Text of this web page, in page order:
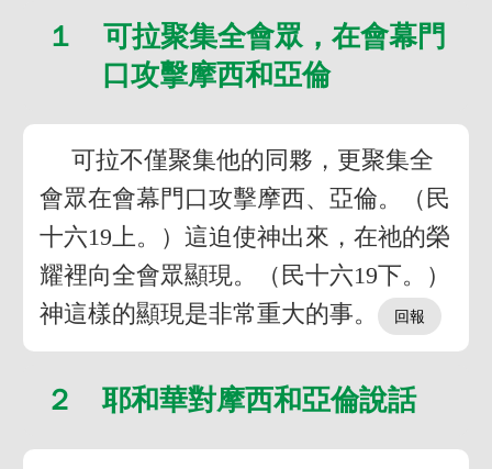
１ 可拉聚集全會眾，在會幕門
口攻擊摩西和亞倫
可拉不僅聚集他的同夥，更聚集全
會眾在會幕門口攻擊摩西、亞倫。（民
十六19上。）這迫使神出來，在祂的榮
耀裡向全會眾顯現。（民十六19下。）
神這樣的顯現是非常重大的事。
２ 耶和華對摩西和亞倫說話